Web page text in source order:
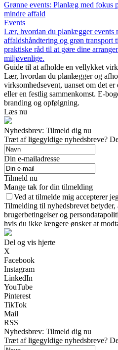
Grønne events: Planlæg med fokus
mindre affald
Events
Lær, hvordan du planlægger events
affaldshåndtering og grøn transport
praktiske råd til at gøre dine
miljøvenlige.
Guide til at afholde en vellykket
Lær, hvordan du planlægger og
virksomhedsevent, uanset om det
eller en festlig sammenkomst. E-
branding og opfølgning.
Læs nu
Nyhedsbrev: Tilmeld dig nu
Træt af ligegyldige nyhedsbreve?
Din e-mailadresse
Tilmeld nu
Mange tak for din tilmelding
Ved at tilmelde mig accepterer
Tilmelding til nyhedsbrevet betyder,
brugerbetingelser og
hvis du ikke længere ønsker at
Del og vis hjerte
X
Facebook
Instagram
LinkedIn
YouTube
Pinterest
TikTok
Mail
RSS
Nyhedsbrev: Tilmeld dig nu
Træt af ligegyldige nyhedsbreve?